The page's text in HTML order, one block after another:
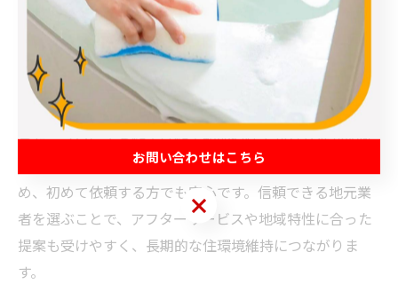
だけでなく「安心感」が得られる点です。松伏町で実際
に利用された方の多くは、「自分では気付かなかった場
所まできれいになっていた」「衛生面の不安が解消され
た」といった満足の声を挙げています。
また、プロによる作業は作業範囲や仕上がり基準が明確
で、追加料金やトラブルのリスクも事前に相談できるた
め、初めて依頼する方でも安心です。信頼できる地元業
者を選ぶことで、アフターサービスや地域特性に合った
提案も受けやすく、長期的な住環境維持につながりま
す。
お問い合わせはこちら
お問い合わせはこちら